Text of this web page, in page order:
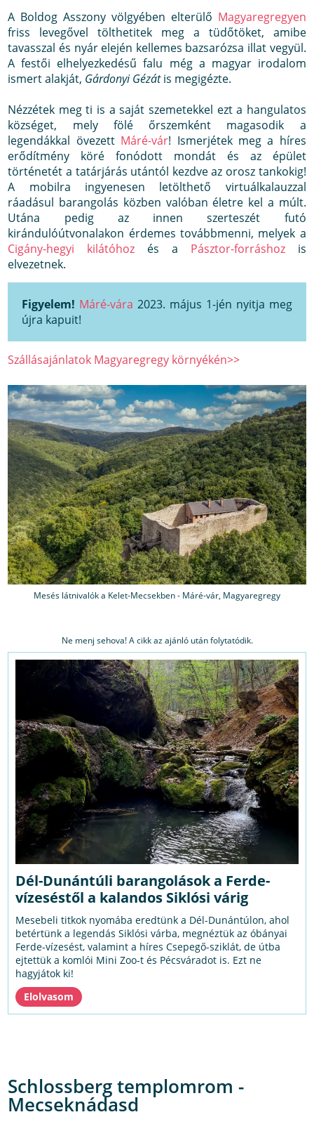
A Boldog Asszony völgyében elterülő Magyaregregyen
friss levegővel tölthetitek meg a tüdőtöket, amibe
tavasszal és nyár elején kellemes bazsarózsa illat vegyül.
A festői elhelyezkedésű falu még a magyar irodalom
ismert alakját, Gárdonyi Gézátis megigézte.
Nézzétek meg ti is a saját szemetekkel ezt a hangulatos
községet, mely fölé őrszemként magasodik a
legendákkal övezett Máré-vár! Ismerjétek meg a híres
erődítmény köré fonódott mondát és az épület
történetét a tatárjárás utántól kezdve az orosz tankokig!
A mobilra ingyenesen letölthető virtuálkalauzzal
ráadásul barangolás közben valóban életre kel a múlt.
Utána pedig az innen szerteszét futó
kirándulóútvonalakon érdemes továbbmenni, melyek a
Cigány-hegyi kilátóhoz és a Pásztor-forráshozis
elvezetnek.
Figyelem! Máré-vára 2023. május 1-jén nyitja meg
újra kapuit!
Szállásajánlatok Magyaregregy környékén>>
Mesés látnivalók a Kelet-Mecsekben - Máré-vár, Magyaregregy
Ne menj sehova! A cikk az ajánló után folytatódik.
Dél-Dunántúli barangolások a Ferde-
vízeséstől a kalandos Siklósi várig
Mesebeli titkok nyomába eredtünk a Dél-Dunántúlon, ahol
betértünk a legendás Siklósi várba, megnéztük az óbányai
Ferde-vízesést, valamint a híres Csepegő-sziklát, de útba
ejtettük a komlói Mini Zoo-t és Pécsváradot is. Ezt ne
hagyjátok ki!
Schlossberg templomrom -
Mecseknádasd